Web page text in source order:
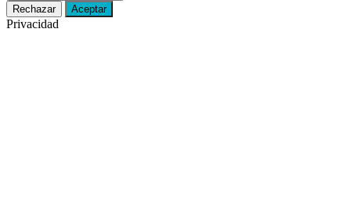
Rechazar
Aceptar
Privacidad